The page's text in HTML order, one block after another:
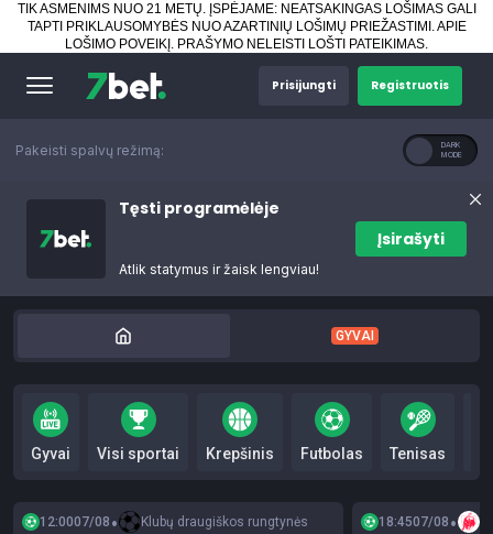
TIK ASMENIMS NUO 21 METŲ. ĮSPĖJAME: NEATSAKINGAS LOŠIMAS GALI
TAPTI PRIKLAUSOMYBĖS NUO AZARTINIŲ LOŠIMŲ PRIEŽASTIMI.APIE
LOŠIMO POVEIKĮ . PRAŠYMO NELEISTI LOŠTI PATEIKIMAS.
Prisijungti Registruotis
Pakeisti spalvų režimą:
Tęsti programėlėje
Atlik statymus ir žaisk lengviau!
Įsirašyti